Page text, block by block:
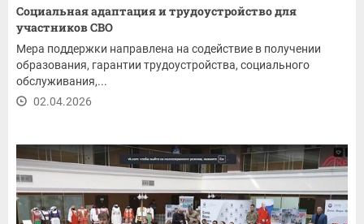
Социальная адаптация и трудоустройство для
участников СВО
Мера поддержки направлена на содействие в получении
образования, гарантии трудоустройства, социального
обслуживания,...
02.04.2026